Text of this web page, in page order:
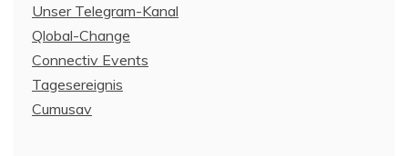
Unser Telegram-Kanal
Qlobal-Change
Connectiv Events
Tagesereignis
Cumusav